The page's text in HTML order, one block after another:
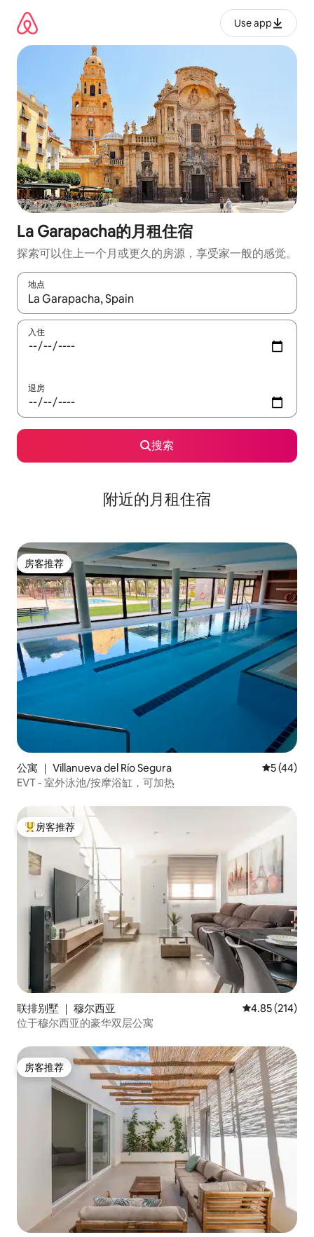
Use app
La Garapacha的月租住宿
探索可以住上一个月或更久的房源，享受家一般的感觉。
地点
如有搜索结果，请使用上下方向键查看，或通过点击或滑动手势
入住
退房
搜索
附近的月租住宿
房客推荐
房客推荐
公寓 ｜ Villanueva del Río Segura 平均评分
5 (44)
EVT - 室外泳池/按摩浴缸，可加热
热门「房客推荐」
房客推荐
联排别墅 ｜ 穆尔西亚 平均评分 4.85
4.85 (214)
位于穆尔西亚的豪华双层公寓
房客推荐
房客推荐